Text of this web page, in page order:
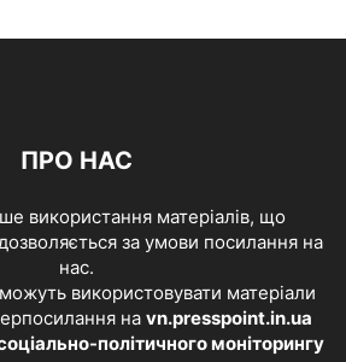
ПРО НАС
використання матеріалів, що
за умови посилання на
нас.
використовувати матеріали
на vn.presspoint.in.ua
політичного моніторингу